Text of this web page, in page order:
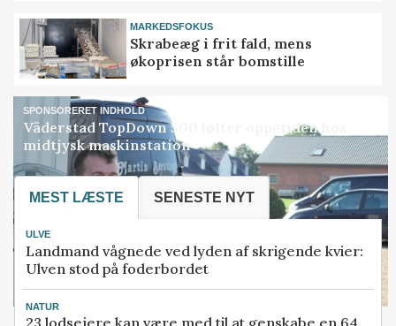
MARKEDSFOKUS
Skrabeæg i frit fald, mens
økoprisen står bomstille
SPONSORERET INDHOLD
Väderstad TopDown 500 løfter oppetiden hos
midtjysk maskinstation
MEST LÆSTE SENESTE NYT
ULVE
Landmand vågnede ved lyden af skrigende kvier:
Ulven stod på foderbordet
NATUR
23 lodsejere kan være med til at genskabe en 64